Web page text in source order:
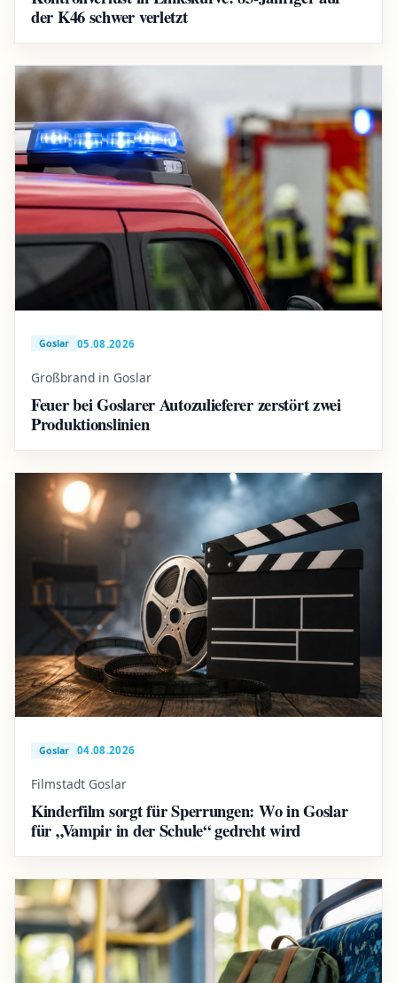
der K46 schwer verletzt
Goslar 05.08.2026
Großbrand in Goslar
Feuer bei Goslarer Autozulieferer zerstört zwei
Produktionslinien
Goslar 04.08.2026
Filmstadt Goslar
Kinderfilm sorgt für Sperrungen: Wo in Goslar
für „Vampir in der Schule“ gedreht wird